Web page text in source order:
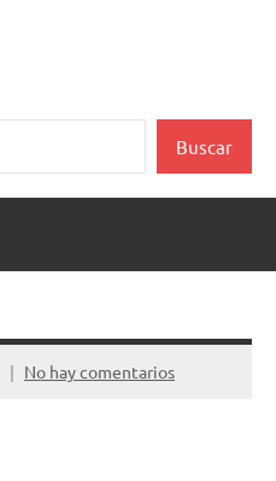
Buscar
No hay comentarios